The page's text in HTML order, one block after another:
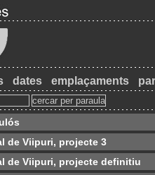
dates emplaçaments
de Viipuri, projecte 3
de Viipuri, projecte definitiu